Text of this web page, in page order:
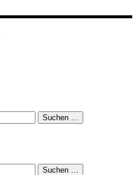
Suchen …
Suchen …